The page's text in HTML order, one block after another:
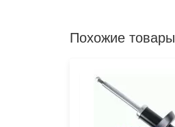
Похожие товары